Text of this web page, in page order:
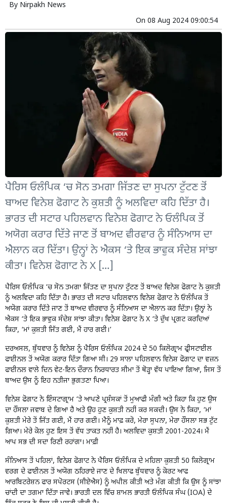
By Nirpakh News
On 08 Aug 2024 09:00:54
ਪੈਰਿਸ ਓਲੰਪਿਕ ‘ਚ ਸੋਨ ਤਮਗਾ ਜਿੱਤਣ ਦਾ ਸੁਪਨਾ ਟੁੱਟਣ ਤੋਂ
ਬਾਅਦ ਵਿਨੇਸ਼ ਫੋਗਾਟ ਨੇ ਕੁਸ਼ਤੀ ਨੂੰ ਅਲਵਿਦਾ ਕਹਿ ਦਿੱਤਾ ਹੈ।
ਭਾਰਤ ਦੀ ਸਟਾਰ ਪਹਿਲਵਾਨ ਵਿਨੇਸ਼ ਫੋਗਾਟ ਨੇ ਓਲੰਪਿਕ ਤੋਂ
ਅਯੋਗ ਕਰਾਰ ਦਿੱਤੇ ਜਾਣ ਤੋਂ ਬਾਅਦ ਵੀਰਵਾਰ ਨੂੰ ਸੰਨਿਆਸ ਦਾ
ਐਲਾਨ ਕਰ ਦਿੱਤਾ। ਉਨ੍ਹਾਂ ਨੇ ਐਕਸ ‘ਤੇ ਇਕ ਭਾਵੁਕ ਸੰਦੇਸ਼ ਸਾਂਝਾ
ਕੀਤਾ। ਵਿਨੇਸ਼ ਫੋਗਾਟ ਨੇ X […]
ਪੈਰਿਸ ਓਲੰਪਿਕ ‘ਚ ਸੋਨ ਤਮਗਾ ਜਿੱਤਣ ਦਾ ਸੁਪਨਾ ਟੁੱਟਣ ਤੋਂ ਬਾਅਦ ਵਿਨੇਸ਼ ਫੋਗਾਟ ਨੇ ਕੁਸ਼ਤੀ
ਨੂੰ ਅਲਵਿਦਾ ਕਹਿ ਦਿੱਤਾ ਹੈ। ਭਾਰਤ ਦੀ ਸਟਾਰ ਪਹਿਲਵਾਨ ਵਿਨੇਸ਼ ਫੋਗਾਟ ਨੇ ਓਲੰਪਿਕ ਤੋਂ
ਅਯੋਗ ਕਰਾਰ ਦਿੱਤੇ ਜਾਣ ਤੋਂ ਬਾਅਦ ਵੀਰਵਾਰ ਨੂੰ ਸੰਨਿਆਸ ਦਾ ਐਲਾਨ ਕਰ ਦਿੱਤਾ। ਉਨ੍ਹਾਂ ਨੇ
ਐਕਸ ‘ਤੇ ਇਕ ਭਾਵੁਕ ਸੰਦੇਸ਼ ਸਾਂਝਾ ਕੀਤਾ। ਵਿਨੇਸ਼ ਫੋਗਾਟ ਨੇ X ‘ਤੇ ਦੁੱਖ ਪ੍ਰਗਟ ਕਰਦਿਆਂ
ਕਿਹਾ, ‘ਮਾਂ ਕੁਸ਼ਤੀ ਜਿੱਤ ਗਈ, ਮੈਂ ਹਾਰ ਗਈ।’
ਦਰਅਸਲ, ਬੁੱਧਵਾਰ ਨੂੰ ਵਿਨੇਸ਼ ਨੂੰ ਪੈਰਿਸ ਓਲੰਪਿਕ 2024 ਦੇ 50 ਕਿਲੋਗ੍ਰਾਮ ਫ੍ਰੀਸਟਾਈਲ
ਫਾਈਨਲ ਤੋਂ ਅਯੋਗ ਕਰਾਰ ਦਿੱਤਾ ਗਿਆ ਸੀ। 29 ਸਾਲਾ ਪਹਿਲਵਾਨ ਵਿਨੇਸ਼ ਫੋਗਾਟ ਦਾ ਵਜ਼ਨ
ਫਾਈਨਲ ਵਾਲੇ ਦਿਨ ਵੇਟ-ਇਨ ਦੌਰਾਨ ਨਿਰਧਾਰਤ ਸੀਮਾ ਤੋਂ ਥੋੜ੍ਹਾ ਵੱਧ ਪਾਇਆ ਗਿਆ, ਜਿਸ ਤੋਂ
ਬਾਅਦ ਉਸ ਨੂੰ ਇਹ ਨਤੀਜਾ ਭੁਗਤਣਾ ਪਿਆ।
ਵਿਨੇਸ਼ ਫੋਗਾਟ ਨੇ ਇੰਸਟਾਗ੍ਰਾਮ ‘ਤੇ ਆਪਣੇ ਪ੍ਰਸ਼ੰਸਕਾਂ ਤੋਂ ਮੁਆਫੀ ਮੰਗੀ ਅਤੇ ਕਿਹਾ ਕਿ ਹੁਣ ਉਸ
ਦਾ ਹੌਂਸਲਾ ਜਵਾਬ ਦੇ ਗਿਆ ਹੈ ਅਤੇ ਉਹ ਹੁਣ ਕੁਸ਼ਤੀ ਨਹੀਂ ਕਰ ਸਕਦੀ। ਉਸ ਨੇ ਕਿਹਾ, ‘ਮਾਂ
ਕੁਸ਼ਤੀ ਮੇਰੇ ਤੋਂ ਜਿੱਤ ਗਈ, ਮੈਂ ਹਾਰ ਗਈ। ਮੈਨੂੰ ਮਾਫ਼ ਕਰੋ, ਮੇਰਾ ਸੁਪਨਾ, ਮੇਰਾ ਹੌਂਸਲਾ ਸਭ ਟੁੱਟ
ਗਿਆ। ਮੇਰੇ ਕੋਲ ਹੁਣ ਇਸ ਤੋਂ ਵੱਧ ਤਾਕਤ ਨਹੀਂ ਹੈ। ਅਲਵਿਦਾ ਕੁਸ਼ਤੀ 2001-2024। ਮੈਂ
ਆਪ ਸਭ ਦੀ ਸਦਾ ਰਿਣੀ ਰਹਾਂਗਾ। ਮਾਫ਼ੀ
ਸੰਨਿਆਸ ਤੋਂ ਪਹਿਲਾਂ, ਵਿਨੇਸ਼ ਫੋਗਾਟ ਨੇ ਪੈਰਿਸ ਓਲੰਪਿਕ ਦੇ ਮਹਿਲਾ ਕੁਸ਼ਤੀ 50 ਕਿਲੋਗ੍ਰਾਮ
ਵਰਗ ਦੇ ਫਾਈਨਲ ਤੋਂ ਅਯੋਗ ਠਹਿਰਾਏ ਜਾਣ ਦੇ ਖਿਲਾਫ ਬੁੱਧਵਾਰ ਨੂੰ ਕੋਰਟ ਆਫ
ਆਰਬਿਟਰੇਸ਼ਨ ਫਾਰ ਸਪੋਰਟਸ (ਸੀਏਐਸ) ਨੂੰ ਅਪੀਲ ਕੀਤੀ ਅਤੇ ਮੰਗ ਕੀਤੀ ਕਿ ਉਸ ਨੂੰ ਸਾਂਝਾ
ਚਾਂਦੀ ਦਾ ਤਗਮਾ ਦਿੱਤਾ ਜਾਵੇ। ਭਾਰਤੀ ਦਲ ਵਿੱਚ ਸ਼ਾਮਲ ਭਾਰਤੀ ਓਲੰਪਿਕ ਸੰਘ (IOA) ਦੇ